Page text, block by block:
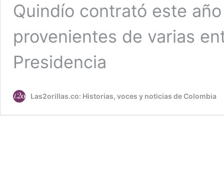
Quindío contrató este
provenientes de varias
Presidencia
Las2orillas.co: Historias, voces y noticias de Colombia